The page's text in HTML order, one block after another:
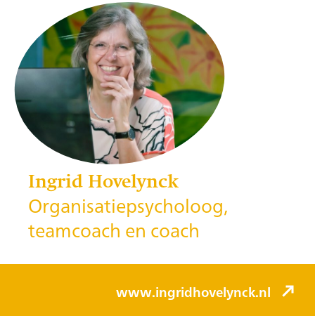
Ingrid Hovelynck
Organisatiepsycholoog,
teamcoach en coach
www.ingridhovelynck.nl